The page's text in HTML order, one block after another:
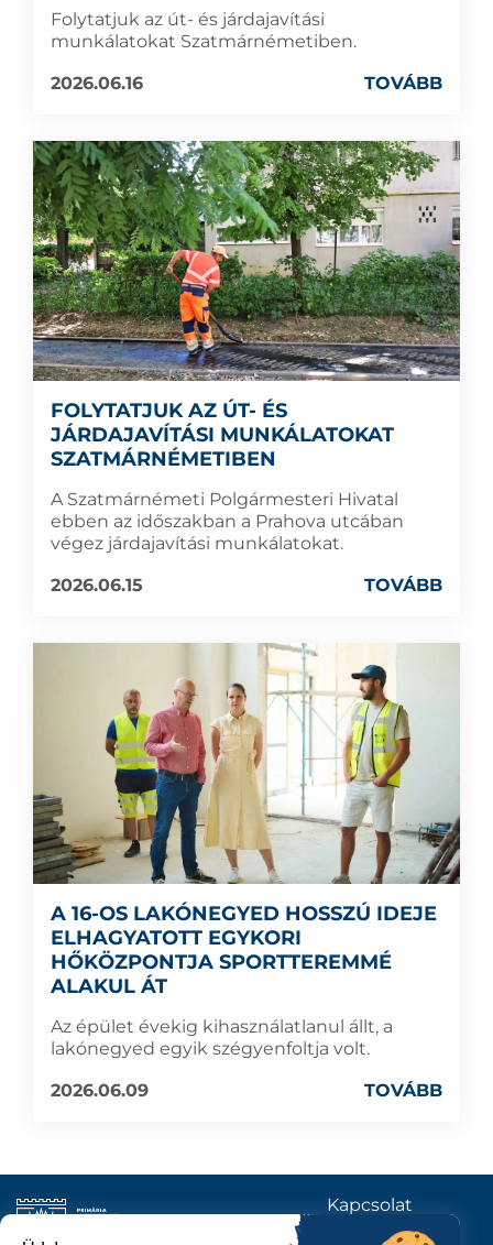
Folytatjuk az út- és járdajavítási
munkálatokat Szatmárnémetiben.
2026.06.16
TOVÁBB
FOLYTATJUK AZ ÚT- ÉS
JÁRDAJAVÍTÁSI MUNKÁLATOKAT
SZATMÁRNÉMETIBEN
A Szatmárnémeti Polgármesteri Hivatal
ebben az időszakban a Prahova utcában
végez járdajavítási munkálatokat.
2026.06.15
TOVÁBB
A 16-OS LAKÓNEGYED HOSSZÚ IDEJE
ELHAGYATOTT EGYKORI
HŐKÖZPONTJA SPORTTEREMMÉ
ALAKUL ÁT
Az épület évekig kihasználatlanul állt, a
lakónegyed egyik szégyenfoltja volt.
2026.06.09
TOVÁBB
Kapcsolat
KÖVESSENEK